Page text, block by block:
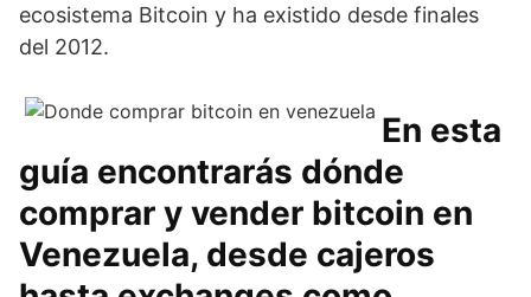
ecosistema Bitcoin y ha existido desde finales
del 2012.
En esta
guía encontrarás dónde
comprar y vender bitcoin en
Venezuela, desde cajeros